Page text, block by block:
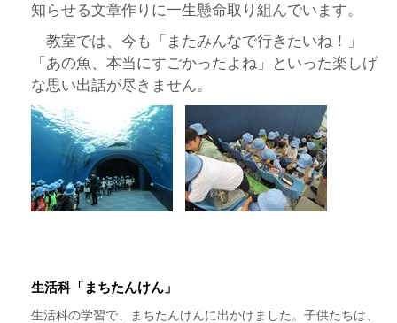
知らせる文章作りに一生懸命取り組んでいます。
教室では、今も「またみんなで行きたいね！」
「あの魚、本当にすごかったよね」といった楽しげ
な思い出話が尽きません。
生活科「まちたんけん」
生活科の学習で、まちたんけんに出かけました。子供たちは、